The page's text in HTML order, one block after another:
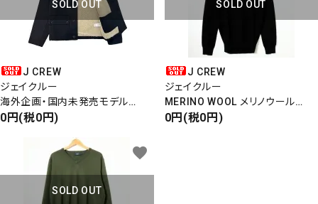
SOLD OUT
J CREW
ジェイクルー
海外企画・国内未発売モデル
BOA FLIGHT JACKET
0円(税0円)
SOLD OUT
J CREW
ジェイクルー
MERINO WOOL メリノウール
V-NECK KNIT Vネックニット
0円(税0円)
SOLD OUT
favorite
キーワード
カテゴリー
close